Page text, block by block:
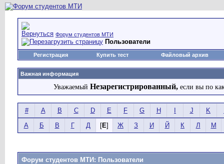
Форум студентов МТИ
Пользователи
Регистрация Купить тест Файловый архив
Важная информация
Уважаемый Незарегистрированный, если вы по
# A B C D E F G H J K
А
Б В Г Д [Е] Ж З И Й К Л М
Форум студентов МТИ: Пользователи